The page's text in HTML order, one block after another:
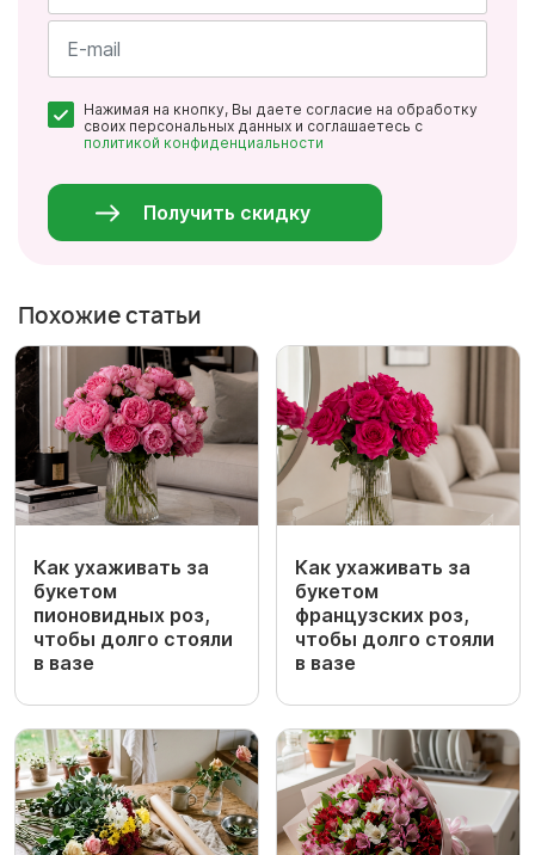
Имя
*
Нажимая на кнопку, Вы даете согласие на обработку
своих персональных данных и соглашаетесь с
политикой конфиденциальности
Получить скидку
Похожие статьи
Как ухаживать за
букетом
пионовидных роз,
чтобы долго стояли
в вазе
Как ухаживать за
букетом
французских роз,
чтобы долго стояли
в вазе